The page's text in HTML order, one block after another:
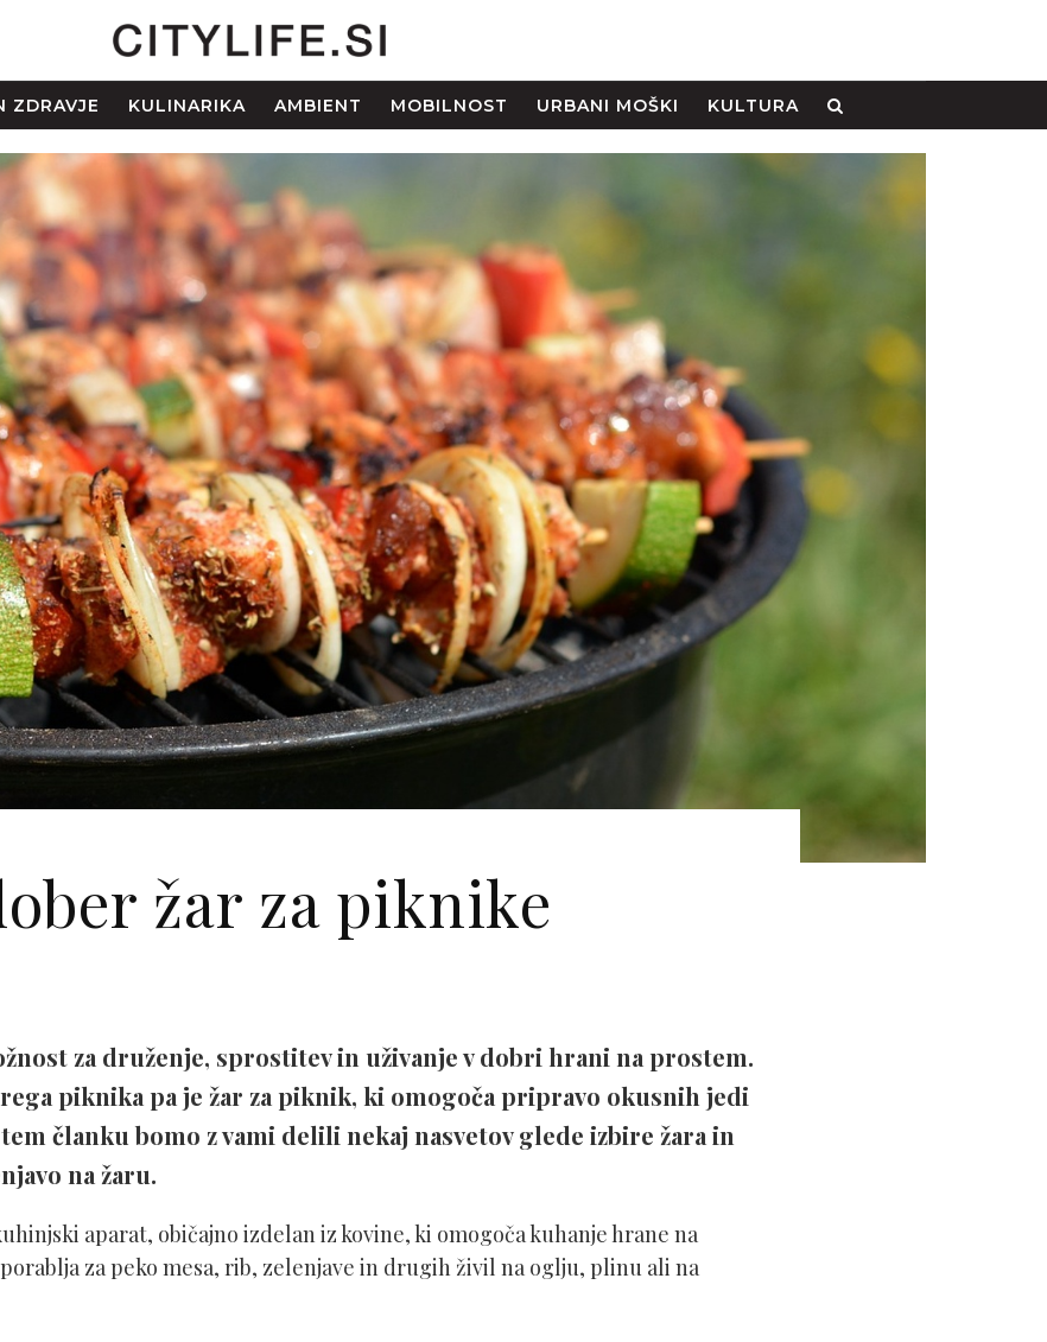
ZDRAVJE KULINARIKA AMBIENT MOBILNOST URBANI MOŠKI KULTURA
žar za piknike
za druženje, sprostitev in uživanje v dobri hrani na prostem.
piknika pa je žar za piknik, ki omogoča pripravo okusnih jedi
članku bomo z vami delili nekaj nasvetov glede izbire žara in
na žaru.
aparat, običajno izdelan iz kovine, ki omogoča kuhanje hrane na
za peko mesa, rib, zelenjave in drugih živil na oglju, plinu ali na